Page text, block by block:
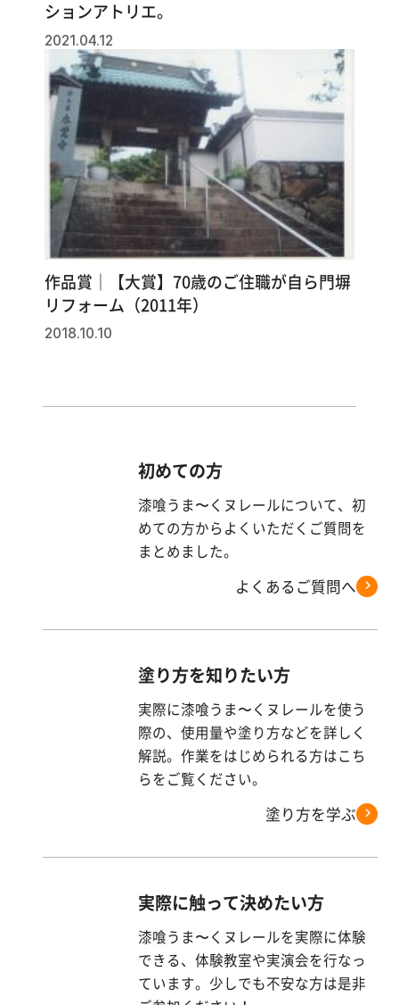
ションアトリエ。
2021.04.12
作品賞｜【大賞】70歳のご住職が自ら門塀
リフォーム（2011年）
2018.10.10
初めての方
漆喰うま〜くヌレールについて、初
めての方からよくいただくご質問を
まとめました。
よくあるご質問へ
塗り方を知りたい方
実際に漆喰うま〜くヌレールを使う
際の、使用量や塗り方などを詳しく
解説。作業をはじめられる方はこち
らをご覧ください。
塗り方を学ぶ
実際に触って決めたい方
漆喰うま〜くヌレールを実際に体験
できる、体験教室や実演会を行なっ
ています。少しでも不安な方は是非